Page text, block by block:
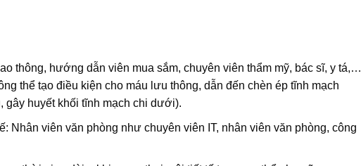
thông, hướng dẫn viên mua sắm, chuyên viên thẩm mỹ, bác sĩ, y tá,…
thể tạo điều kiện cho máu lưu thông, dẫn đến chèn ép tĩnh mạch
gây huyết khối tĩnh mạch chi dưới).
Nhân viên văn phòng như chuyên viên IT, nhân viên văn phòng, công